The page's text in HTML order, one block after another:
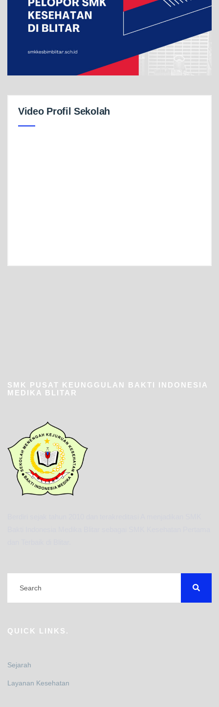
Video Profil Sekolah
SMK PUSAT KEUNGGULAN BAKTI INDONESIA
MEDIKA BLITAR
QUICK LINKS.
Sejarah
Layanan Kesehatan